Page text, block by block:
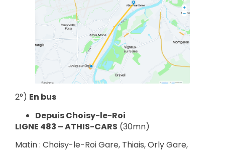
2°) En bus
Depuis Choisy-le-Roi
LIGNE 483 – ATHIS-CARS (30mn)
Matin : Choisy-le-Roi Gare, Thiais, Orly Gare,